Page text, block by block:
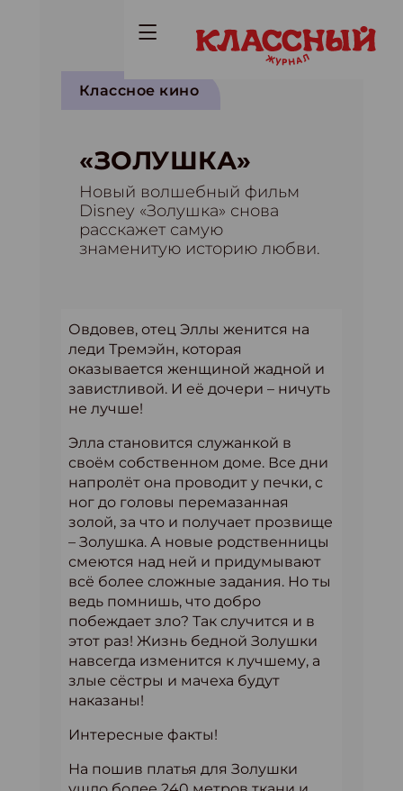
Классное кино
«ЗОЛУШКА»
Новый волшебный фильм
Disney «Золушка» снова
расскажет самую
знаменитую историю любви.
Овдовев, отец Эллы женится на
леди Тремэйн, которая
оказывается женщиной жадной и
завистливой. И её дочери – ничуть
не лучше!
Элла становится служанкой в
своём собственном доме. Все дни
напролёт она проводит у печки, с
ног до головы перемазанная
золой, за что и получает прозвище
– Золушка. А новые родственницы
смеются над ней и придумывают
всё более сложные задания. Но ты
ведь помнишь, что добро
побеждает зло? Так случится и в
этот раз! Жизнь бедной Золушки
навсегда изменится к лучшему, а
злые сёстры и мачеха будут
наказаны!
Интересные факты!
На пошив платья для Золушки